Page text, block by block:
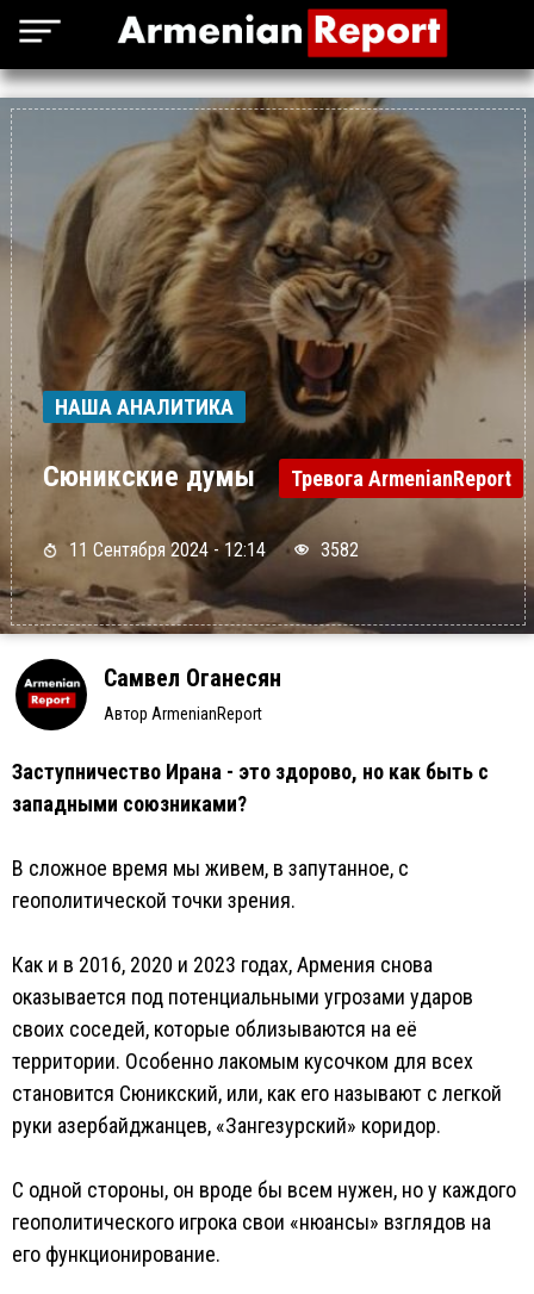
НАША АНАЛИТИКА
Сюникские думы Тревога ArmenianReport
11 Сентября 2024 - 12:14 3582
Самвел Оганесян
Автор ArmenianReport
Заступничество Ирана - это здорово, но как быть с
западными союзниками?
В сложное время мы живем, в запутанное, с
геополитической точки зрения.
Как и в 2016, 2020 и 2023 годах, Армения снова
оказывается под потенциальными угрозами ударов
своих соседей, которые облизываются на её
территории. Особенно лакомым кусочком для всех
становится Сюникский, или, как его называют с легкой
руки азербайджанцев, «Зангезурский» коридор.
С одной стороны, он вроде бы всем нужен, но у каждого
геополитического игрока свои «нюансы» взглядов на
его функционирование.